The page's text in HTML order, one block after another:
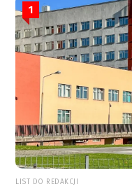
1
LIST DO REDAKCJI